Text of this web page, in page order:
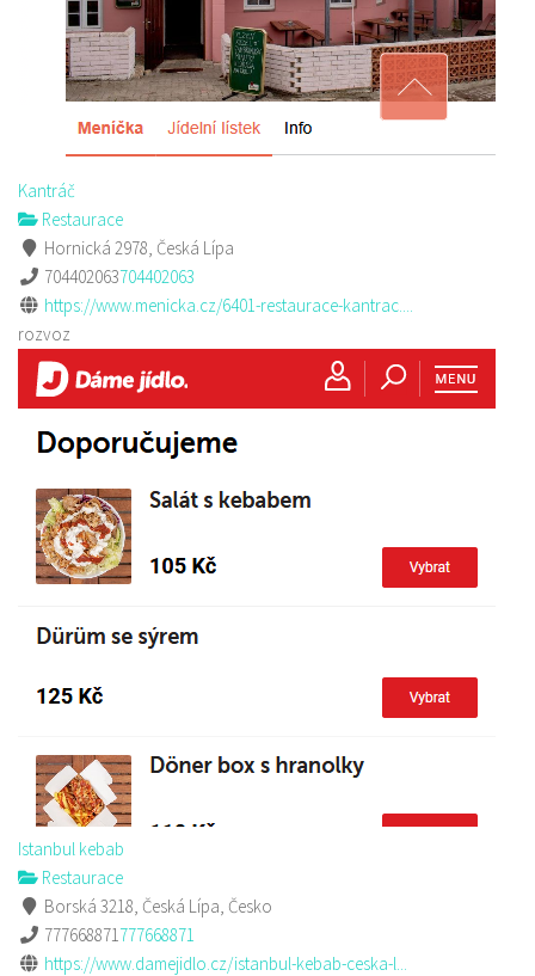
Kantráč
Restaurace
Hornická 2978, Česká Lípa
704402063704402063
https://www.menicka.cz/6401-restaurace-kantrac....
rozvoz
Istanbul kebab
Restaurace
Borská 3218, Česká Lípa, Česko
777668871777668871
https://www.damejidlo.cz/istanbul-kebab-ceska-l...